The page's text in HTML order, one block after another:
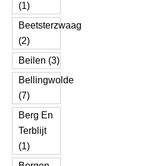
(1)
Beetsterzwaag
(2)
Beilen (3)
Bellingwolde
(7)
Berg En
Terblijt
(1)